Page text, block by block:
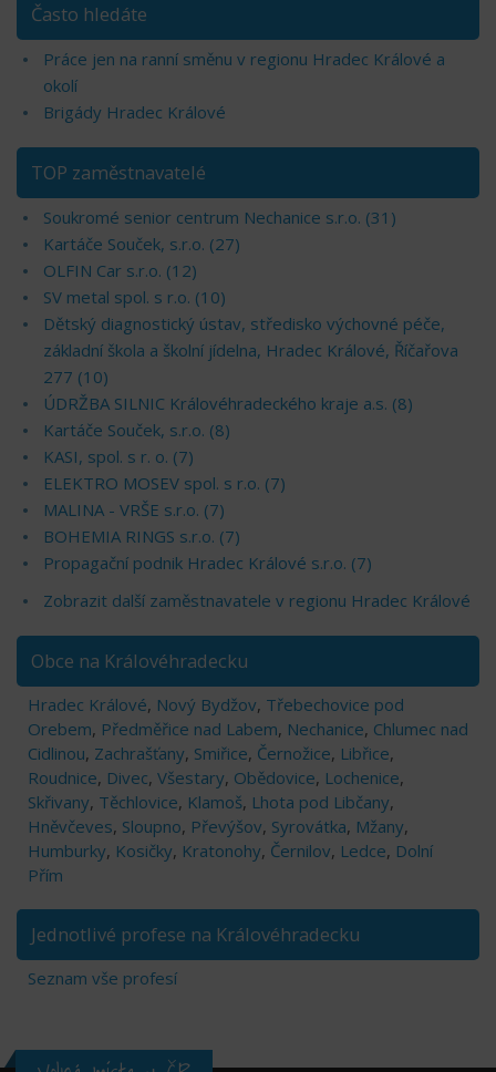
Často hledáte
Práce jen na ranní směnu v regionu Hradec Králové a
okolí
Brigády Hradec Králové
TOP zaměstnavatelé
Soukromé senior centrum Nechanice s.r.o. (31)
Kartáče Souček, s.r.o. (27)
OLFIN Car s.r.o. (12)
SV metal spol. s r.o. (10)
Dětský diagnostický ústav, středisko výchovné péče,
základní škola a školní jídelna, Hradec Králové, Říčařova
277 (10)
ÚDRŽBA SILNIC Královéhradeckého kraje a.s. (8)
Kartáče Souček, s.r.o. (8)
KASI, spol. s r. o. (7)
ELEKTRO MOSEV spol. s r.o. (7)
MALINA - VRŠE s.r.o. (7)
BOHEMIA RINGS s.r.o. (7)
Propagační podnik Hradec Králové s.r.o. (7)
Zobrazit další zaměstnavatele v regionu Hradec Králové
Obce na Královéhradecku
Hradec Králové, Nový Bydžov, Třebechovice pod
Orebem, Předměřice nad Labem, Nechanice, Chlumec nad
Cidlinou, Zachrašťany, Smiřice, Černožice, Libřice,
Roudnice, Divec, Všestary, Obědovice, Lochenice,
Skřivany, Těchlovice, Klamoš, Lhota pod Libčany,
Hněvčeves, Sloupno, Převýšov, Syrovátka, Mžany,
Humburky, Kosičky, Kratonohy, Černilov, Ledce, Dolní
Přím
Jednotlivé profese na Královéhradecku
Seznam vše profesí